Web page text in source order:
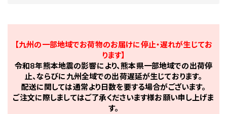
【九州の一部地域でお荷物のお届けに停止・遅れが生じてお
ります】
令和8年熊本地震の影響により、熊本県一部地域での出荷停
止、ならびに九州全域での出荷遅延が生じております。
配送に関しては通常より日数を要する場合がございます。
ご注文に際しましてはご了承くださいます様お願い申し上げま
す。